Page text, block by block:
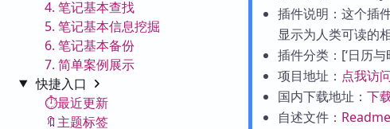
4. 笔记基本查找
5. 笔记基本信息挖掘
6. 笔记基本备份
7. 简单案例展示
快捷入口
⏱️最近更新
🔖主题标签
插件说明：这个插
显示为人类可读的
插件分类：[‘日历与
项目地址： 点我访
国内下载地址： 下
自述文件： Readme